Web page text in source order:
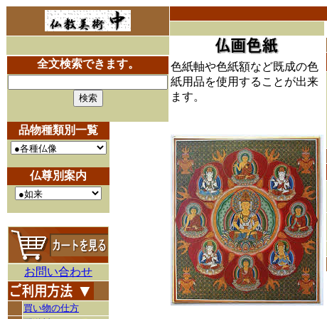
全文検索できます。
品物種類別一覧
仏尊別案内
お問い合わせ
買い物の仕方
色紙軸や色紙額など既成の色
紙用品を使用することが出来
ます。